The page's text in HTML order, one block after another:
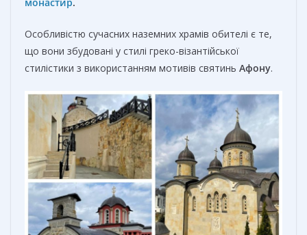
Особливістю сучасних наземних храмів обителі є те,
що вони збудовані у стилі греко-візантійської
стилістики з використанням мотивів святинь Афону.